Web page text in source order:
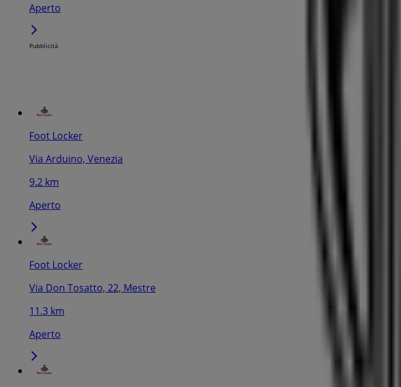
Aperto
Pubblicità
Foot Locker
Via Arduino, Venezia
9.2 km
Aperto
Foot Locker
Via Don Tosatto, 22, Mestre
11.3 km
Aperto